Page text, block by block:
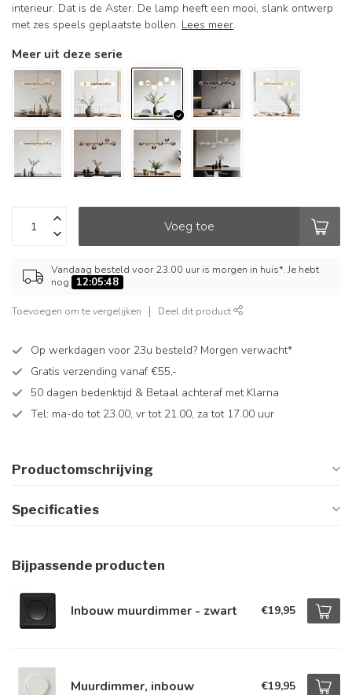
interieur. Dat is de Aster. De lamp heeft een mooi, slank ontwerp
met zes speels geplaatste bollen. Lees meer.
Meer uit deze serie
Voeg toe
Vandaag besteld voor 23.00 uur is morgen in huis*. Je hebt
nog
12:05:48
Toevoegen om te vergelijken Deel dit product
Op werkdagen voor 23u besteld? Morgen verwacht*
Gratis verzending vanaf €55,-
50 dagen bedenktijd & Betaal achteraf met Klarna
Tel: ma-do tot 23.00, vr tot 21.00, za tot 17.00 uur
Productomschrijving
Specificaties
Bijpassende producten
Inbouw muurdimmer - zwart €19,95
Muurdimmer, inbouw €19,95